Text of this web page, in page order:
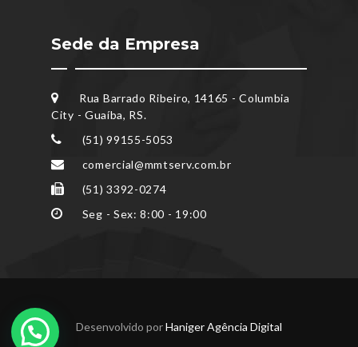
Sede da Empresa
Rua Barrado Ribeiro, 14165 - Columbia
City - Guaíba, RS.
(51) 99155-5053
comercial@mmtserv.com.br
(51) 3392-0274
Seg - Sex: 8:00 - 19:00
Desenvolvido porHaniger Agência Digital